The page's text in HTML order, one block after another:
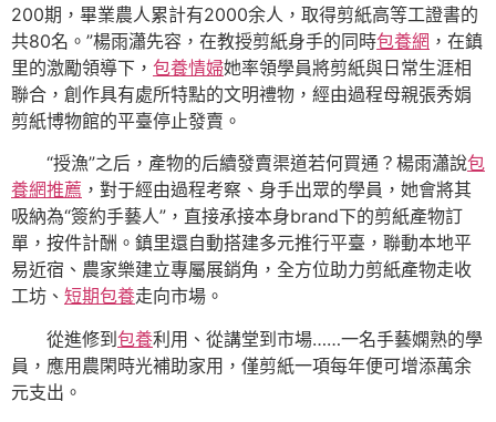
200期，畢業農人累計有2000余人，取得剪紙高等工證書的
共80名。”楊雨瀟先容，在教授剪紙身手的同時包養網 ，在鎮
里的激勵領導下， 包養情婦她率領學員將剪紙與日常生涯相
聯合，創作具有處所特點的文明禮物，經由過程母親張秀娟
剪紙博物館的平臺停止發賣。
“授漁”之后，產物的后續發賣渠道若何買通？楊雨瀟說包
養網推薦 ，對于經由過程考察、身手出眾的學員，她會將其
吸納為“簽約手藝人”，直接承接本身brand下的剪紙產物訂
單，按件計酬。鎮里還自動搭建多元推行平臺，聯動本地平
易近宿、農家樂建立專屬展銷角，全方位助力剪紙產物走收
工坊、 短期包養走向市場。
從進修到包養利用、從講堂到市場……一名手藝嫻熟的學
員，應用農閑時光補助家用，僅剪紙一項每年便可增添萬余
元支出。